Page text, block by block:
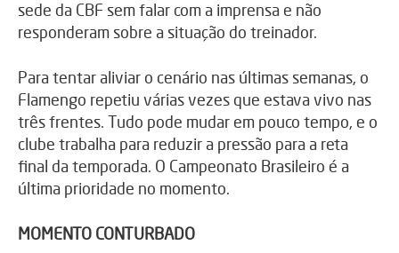
sede da CBF sem falar com a imprensa e não
responderam sobre a situação do treinador.
Para tentar aliviar o cenário nas últimas semanas, o
Flamengo repetiu várias vezes que estava vivo nas
três frentes. Tudo pode mudar em pouco tempo, e o
clube trabalha para reduzir a pressão para a reta
final da temporada. O Campeonato Brasileiro é a
última prioridade no momento.
MOMENTO CONTURBADO